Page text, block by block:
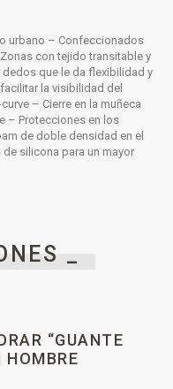
urbano – Confeccionados
con tejido transitable y
que le da flexibilidad y
la visibilidad del
– Cierre en la muñeca
– Protecciones en los
de doble densidad en el
silicona para un mayor
_
“GUANTE
HOMBRE